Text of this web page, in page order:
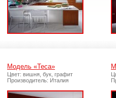
Модель «Teca»
Цвет: вишня, бук, графит
Производитель: Италия